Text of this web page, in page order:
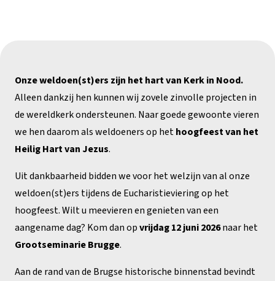
Onze weldoen(st)ers zijn het hart van Kerk in Nood.
Alleen dankzij hen kunnen wij zovele zinvolle projecten in
de wereldkerk ondersteunen. Naar goede gewoonte vieren
we hen daarom als weldoeners op hethoogfeest van het
Heilig Hart van Jezus.
Uit dankbaarheid bidden we voor het welzijn van al onze
weldoen(st)ers tijdens de Eucharistieviering op het
hoogfeest. Wilt u meevieren en genieten van een
aangename dag? Kom dan opvrijdag 12 juni 2026naar het
Grootseminarie Brugge.
Aan de rand van de Brugse historische binnenstad bevindt